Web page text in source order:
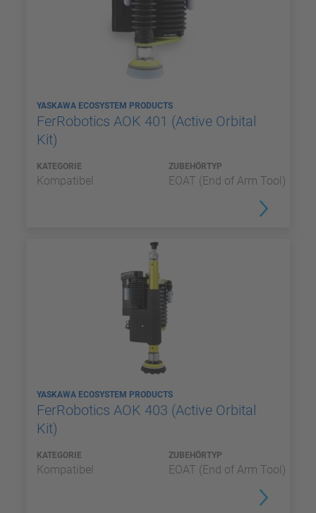
YASKAWA ECOSYSTEM PRODUCTS
FerRobotics AOK 401 (Active Orbital
Kit)
KATEGORIE
Kompatibel
ZUBEHÖRTYP
EOAT (End of Arm Tool)
YASKAWA ECOSYSTEM PRODUCTS
FerRobotics AOK 403 (Active Orbital
Kit)
KATEGORIE
Kompatibel
ZUBEHÖRTYP
EOAT (End of Arm Tool)